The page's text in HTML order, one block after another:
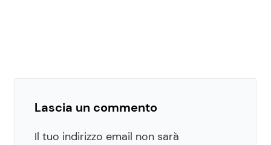
Lascia un commento
Il tuo indirizzo email non sarà